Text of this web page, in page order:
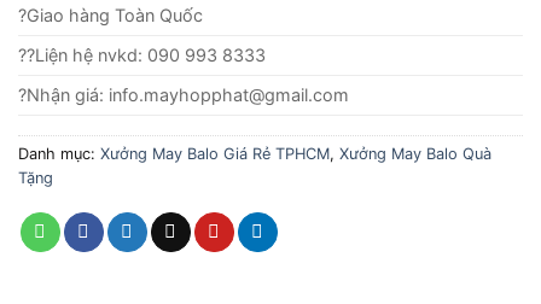
?Giao hàng Toàn Quốc
??Liện hệ nvkd: 090 993 8333
?Nhận giá: info.mayhopphat@gmail.com
Danh mục: Xưởng May Balo Giá Rẻ TPHCM, Xưởng May Balo Quà
Tặng